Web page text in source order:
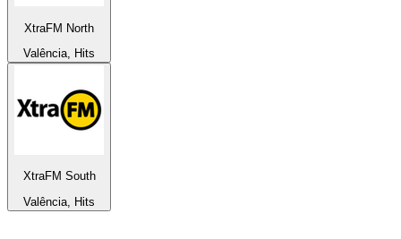
XtraFM North
Valência, Hits
XtraFM South
Valência, Hits